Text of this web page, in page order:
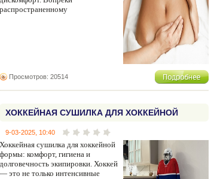
распространенному
Просмотров: 20514
ХОККЕЙНАЯ СУШИЛКА ДЛЯ ХОККЕЙНОЙ
ФОРМЫ
9-03-2025, 10:40
Хоккейная сушилка для хоккейной
формы: комфорт, гигиена и
долговечность экипировки. Хоккей
— это не только интенсивные